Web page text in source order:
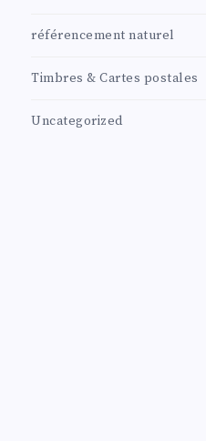
référencement naturel
Timbres & Cartes postales
Uncategorized